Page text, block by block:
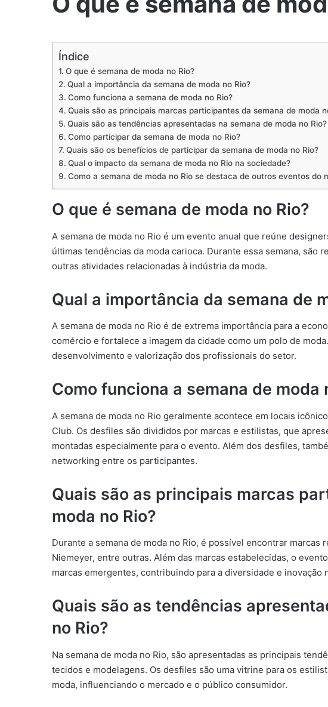
Índice
O que é semana de moda no Rio?
Qual a importância da semana de moda no Rio?
Como funciona a semana de moda no Rio?
Quais são as principais marcas participantes da semana de moda
Quais são as tendências apresentadas na semana de moda no Rio?
Como participar da semana de moda no Rio?
Quais são os benefícios de participar da semana de moda no Rio?
Qual o impacto da semana de moda no Rio na sociedade?
Como a semana de moda no Rio se destaca de outros eventos do
O que é semana de moda no Rio?
A semana de moda no Rio é um evento anual que reúne
últimas tendências da moda carioca. Durante essa semana, são
outras atividades relacionadas à indústria da moda.
Qual a importância da semana de
A semana de moda no Rio é de extrema importância para a
comércio e fortalece a imagem da cidade como um polo de
desenvolvimento e valorização dos profissionais do setor.
Como funciona a semana de moda
A semana de moda no Rio geralmente acontece em locais
Club. Os desfiles são divididos por marcas e estilistas, que
montadas especialmente para o evento. Além dos desfiles,
networking entre os participantes.
Quais são as principais marcas
moda no Rio?
Durante a semana de moda no Rio, é possível encontrar marcas
Niemeyer, entre outras. Além das marcas estabelecidas, o
marcas emergentes, contribuindo para a diversidade e inovação
Quais são as tendências
no Rio?
Na semana de moda no Rio, são apresentadas as principais
tecidos e modelagens. Os desfiles são uma vitrine para os
moda, influenciando o mercado e o público consumidor.